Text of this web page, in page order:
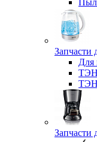
Запчасти
Для
ТЭН
Запчасти